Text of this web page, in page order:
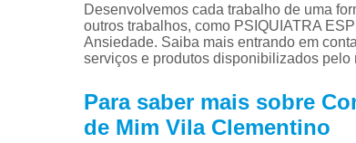
Desenvolvemos cada trabalho de uma
outros trabalhos, como PSIQUIATRA
Ansiedade. Saiba mais entrando em
serviços e produtos disponibilizados pelo
Para saber mais sobre
de Mim Vila Clementino